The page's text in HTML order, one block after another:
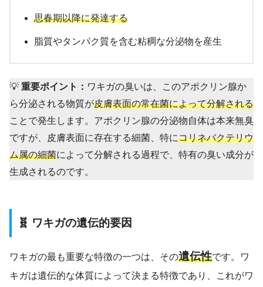
思春期以降に発達する
脂質やタンパク質を含む粘稠な分泌物を産生
💡 重要ポイント： ワキガの臭いは、このアポクリン腺か
ら分泌される物質が皮膚表面の常在菌によって分解される
ことで発生します。アポクリン腺の分泌物自体は本来無臭
ですが、皮膚表面に存在する細菌、特にコリネバクテリウ
ム属の細菌によって分解される過程で、特有の臭い成分が
生成されるのです。
🧬 ワキガの遺伝的要因
ワキガの最も重要な特徴の一つは、その遺伝性です。ワ
キガは遺伝的な体質によって決まる特徴であり、これがワ